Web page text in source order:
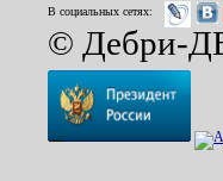
В социальных сетях:
© Дебри-